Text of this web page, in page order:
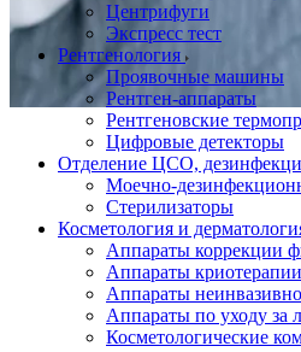
Центрифуги
Экспресс тест
Рентгенология
Проявочные машины
Рентген-аппараты
Рентгеновские
Цифровые детекторы
Отделение ЦСО,
Моечно-
Стерилизаторы
Косметология и
Аппараты коррекции
Аппараты криотерапии
Аппараты
Аппараты по уходу за
Косметологические